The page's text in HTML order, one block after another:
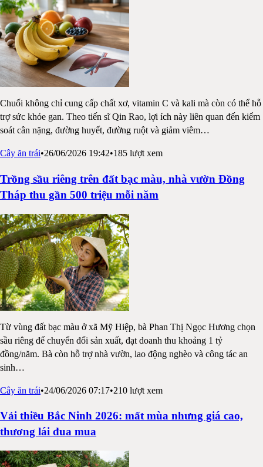
Chuối không chỉ cung cấp chất xơ, vitamin C và kali mà còn có thể hỗ
trợ sức khỏe gan. Theo tiến sĩ Qin Rao, lợi ích này liên quan đến kiểm
soát cân nặng, đường huyết, đường ruột và giảm viêm…
Cây ăn trái•26/06/2026 19:42•185 lượt xem
Trồng sầu riêng trên đất bạc màu, nhà vườn Đồng
Tháp thu gần 500 triệu mỗi năm
Từ vùng đất bạc màu ở xã Mỹ Hiệp, bà Phan Thị Ngọc Hương chọn
sầu riêng để chuyển đổi sản xuất, đạt doanh thu khoảng 1 tỷ
đồng/năm. Bà còn hỗ trợ nhà vườn, lao động nghèo và công tác an
sinh…
Cây ăn trái•24/06/2026 07:17•210 lượt xem
Vải thiều Bắc Ninh 2026: mất mùa nhưng giá cao,
thương lái đua mua